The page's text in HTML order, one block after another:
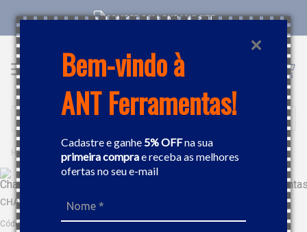
Bem-vindo à
ANT Ferramentas!
Cadastre e ganhe5% OFFna sua
primeira comprae receba as melhores
ofertas no seu e-mail
COMPRE COM CNPJ NO SITE
Buscar
FERRAMENTAS MANUAIS CHAVES CHAVE ESTRELA INTERCAMBIÁVEL 24MM GEDORE 048057
CHAVE ESTRELA INTERCAMBIÁVEL 24MM GEDORE 048057
Código